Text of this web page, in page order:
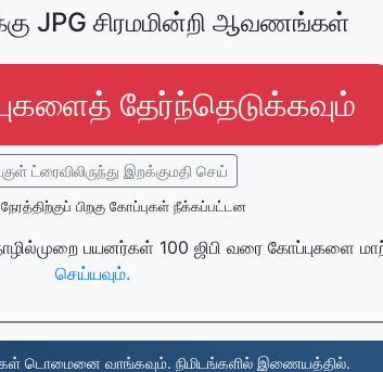
JPG சிரமமின்றி ஆவணங்கள்
தேர்ந்தெடுக்கவும்
ட்ரைவிலிருந்து இறக்குமதி செய்
பிறகு கோப்புகள் நீக்கப்பட்டன
பயனர்கள் 100 ஜிபி வரை கோப்புகளை
செய்யவும்.
டொமைனை வாங்கவும். நிமிடங்களில் இணையத்தில்.